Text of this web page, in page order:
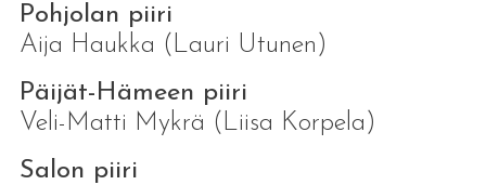
Pohjolan piiri
Aija Haukka (Lauri Utunen)
Päijät-Hämeen piiri
Veli-Matti Mykrä (Liisa Korpela)
Salon piiri